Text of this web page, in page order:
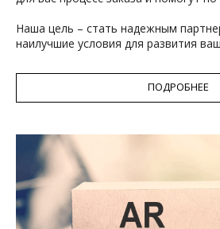
Наша цель – стать надежным
наилучшие условия для развития
ПОДРОБНЕЕ